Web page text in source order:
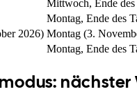
Mittwoch, Ende des
Montag, Ende des
2026) Montag (3.
Montag, Ende des